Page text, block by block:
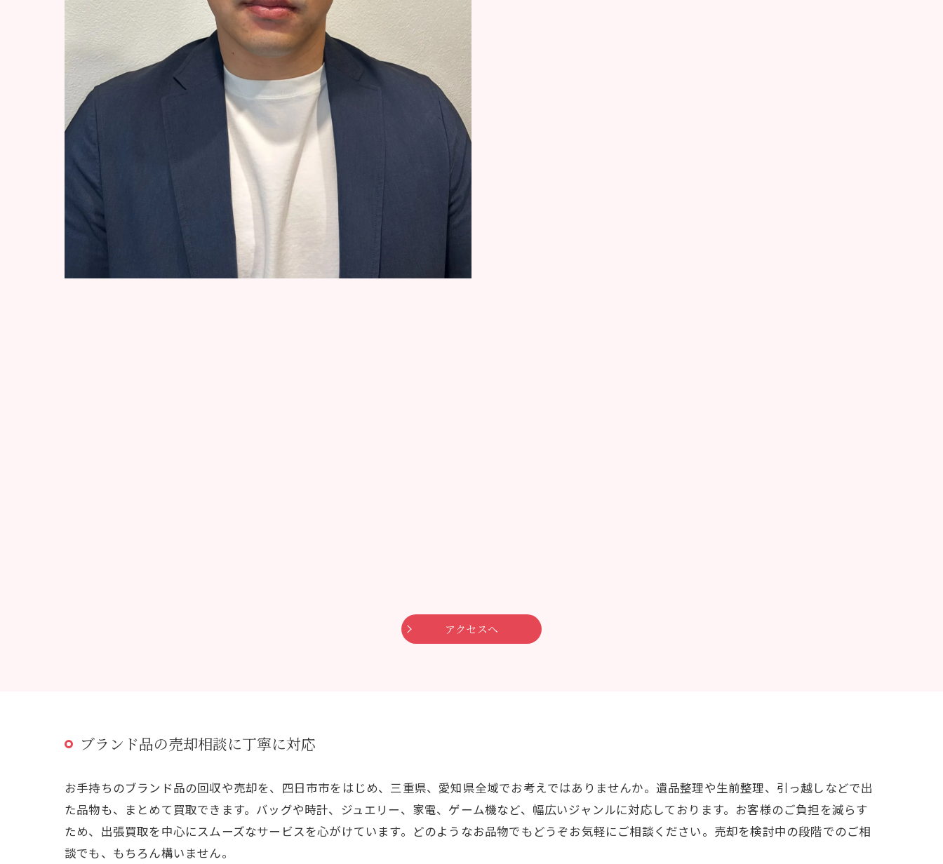
アクセスへ
ブランド品の売却相談に丁寧に対応
お手持ちのブランド品の回収や売却を、四日市市をはじめ、三重県、愛知県全域でお考えではありませんか。遺品整理や生前整理、引っ越しなどで出
た品物も、まとめて買取できます。バッグや時計、ジュエリー、家電、ゲーム機など、幅広いジャンルに対応しております。お客様のご負担を減らす
ため、出張買取を中心にスムーズなサービスを心がけています。どのようなお品物でもどうぞお気軽にご相談ください。売却を検討中の段階でのご相
談でも、もちろん構いません。
お気軽にお問い合わせください